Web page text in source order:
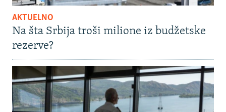
AKTUELNO
Na šta Srbija troši milione iz budžetske
rezerve?